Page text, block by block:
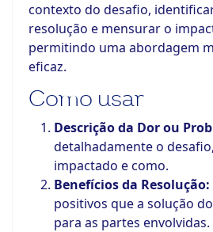
contexto do desafio,
resolução e mensurar o
permitindo uma abordagem
eficaz.
Como usar
Descrição da Dor ou
detalhadamente o
impactado e como.
Benefícios da Resolução:
positivos que a solução
para as partes envolvidas.